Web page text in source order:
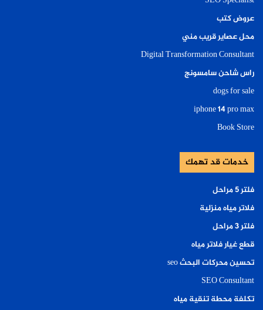
عروض كتب
محل عصاير قريب مني
Digital Transformation Consultant
راس شاحن سامسونج
dogs for sale
iphone 14 pro max
Book Store
خدمات قد تهمك
فلتر ٥ مراحل
فلاتر مياه منزلية
فلتر ٣ مراحل
قطع غيار فلاتر مياه
تحسين محركات البحث seo
SEO Consultant
تكلفة محطة تنقية مياه